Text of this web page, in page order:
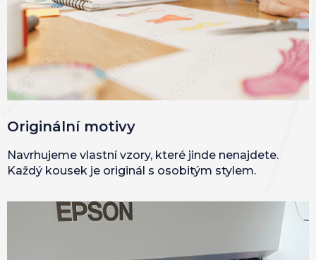
Originální motivy
Navrhujeme vlastní vzory, které jinde nenajdete.
Každý kousek je originál s osobitým stylem.